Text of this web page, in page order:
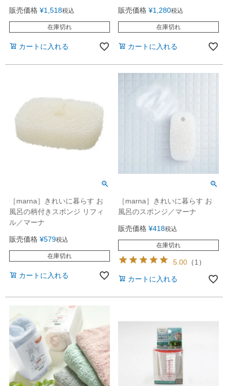
販売価格 ¥1,518税込
在庫切れ
カートに入れる
販売価格 ¥1,280税込
在庫切れ
カートに入れる
［marna］きれいに暮らす お
風呂の柄付きスポンジ リフィ
ル／マーナ
販売価格 ¥579税込
在庫切れ
カートに入れる
［marna］きれいに暮らす お
風呂のスポンジ／マーナ
販売価格 ¥418税込
在庫切れ
5.00 （1 ）
カートに入れる